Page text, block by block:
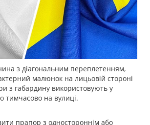
з діагональним переплетенням,
малюнок на лицьовій стороні
з габардину використовують у
тимчасово на вулиці.
прапор з одностороннім або